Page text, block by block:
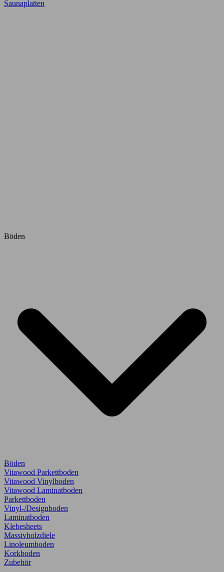
Saunaplatten
Böden
Böden
Vitawood Parkettboden
Vitawood Vinylboden
Vitawood Laminatboden
Parkettboden
Vinyl-/Designboden
Laminatboden
Klebesheets
Massivholzdiele
Linoleumboden
Korkboden
Zubehör